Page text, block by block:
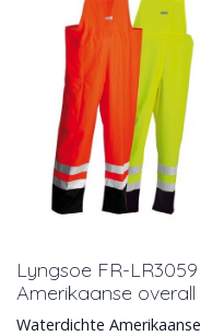
Lyngsoe FR-LR3059
Amerikaanse overall
Waterdichte Amerikaanse